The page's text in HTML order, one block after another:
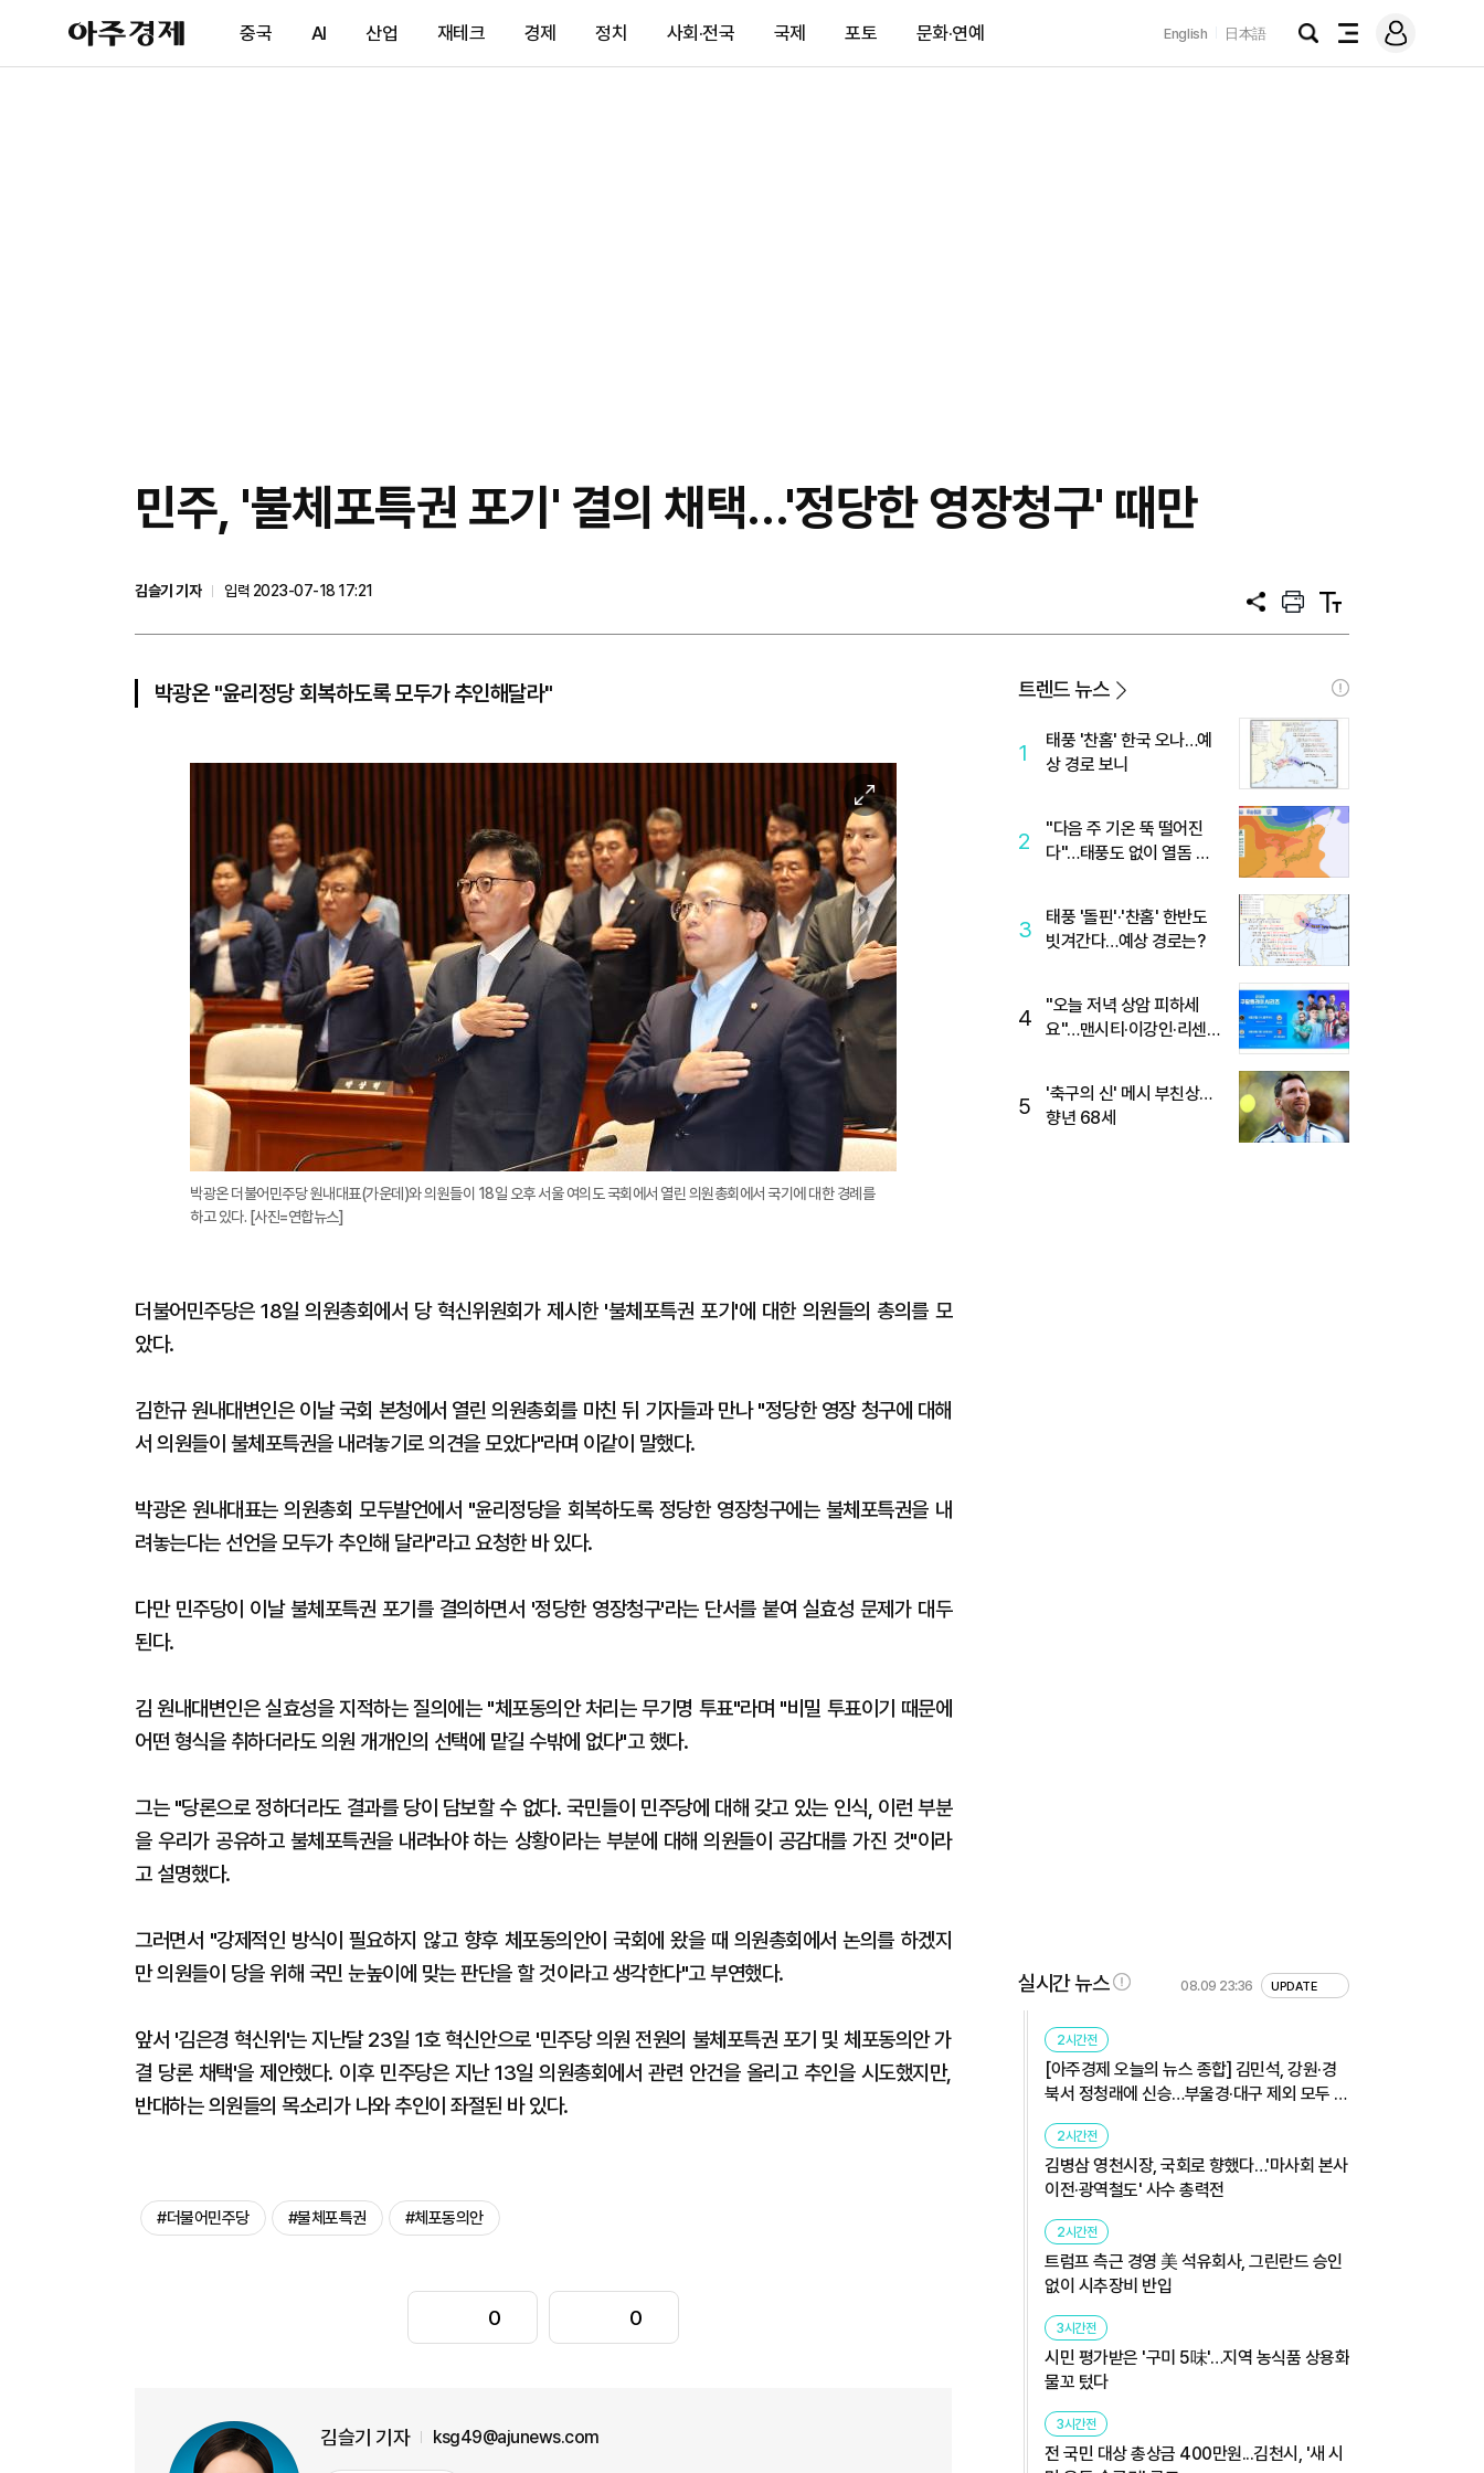
아
주
제
중국 AI 산업 재테크 경제 정치 사회·전국 국제 포토 문화·연예 English 日本語
검
전
메
그
민주, '불체포특권 포기' 결의 채택…'정당한 영장청구' 때만
김슬기 기자
입력 2023-07-18 17:21
공
프
트
텍
트
박광온 "윤리정당 회복하도록 모두가 추인해달라"
이
미
지
확
대
박광온 더불어민주당 원내대표(가운데)와 의원들이 18일 오후 서울 여의도 국회에서 열린 의원총회에서 국기에 대한 경례를
하고 있다. [사진=연합뉴스]
더불어민주당은 18일 의원총회에서 당 혁신위원회가 제시한 '불체포특권 포기'에 대한 의원들의 총의를 모
았다.
김한규 원내대변인은 이날 국회 본청에서 열린 의원총회를 마친 뒤 기자들과 만나 "정당한 영장 청구에 대해
서 의원들이 불체포특권을 내려놓기로 의견을 모았다"라며 이같이 말했다.
박광온 원내대표는 의원총회 모두발언에서 "윤리정당을 회복하도록 정당한 영장청구에는 불체포특권을 내
려놓는다는 선언을 모두가 추인해 달라"라고 요청한 바 있다.
다만 민주당이 이날 불체포특권 포기를 결의하면서 '정당한 영장청구'라는 단서를 붙여 실효성 문제가 대두
된다.
김 원내대변인은 실효성을 지적하는 질의에는 "체포동의안 처리는 무기명 투표"라며 "비밀 투표이기 때문에
어떤 형식을 취하더라도 의원 개개인의 선택에 맡길 수밖에 없다"고 했다.
그는 "당론으로 정하더라도 결과를 당이 담보할 수 없다. 국민들이 민주당에 대해 갖고 있는 인식, 이런 부분
을 우리가 공유하고 불체포특권을 내려놔야 하는 상황이라는 부분에 대해 의원들이 공감대를 가진 것"이라
고 설명했다.
그러면서 "강제적인 방식이 필요하지 않고 향후 체포동의안이 국회에 왔을 때 의원총회에서 논의를 하겠지
만 의원들이 당을 위해 국민 눈높이에 맞는 판단을 할 것이라고 생각한다"고 부연했다.
앞서 '김은경 혁신위'는 지난달 23일 1호 혁신안으로 '민주당 의원 전원의 불체포특권 포기 및 체포동의안 가
결 당론 채택'을 제안했다. 이후 민주당은 지난 13일 의원총회에서 관련 안건을 올리고 추인을 시도했지만,
반대하는 의원들의 목소리가 나와 추인이 좌절된 바 있다.
#더불어민주당 #불체포특권 #체포동의안
0 0
김슬기 기자 ksg49@ajunews.com
트렌드 뉴스
1
태풍 '찬홈' 한국 오나…예
상 경로 보니
2
"다음 주 기온 뚝 떨어진
다"…태풍도 없이 열돔 박
3
태풍 '돌핀'·'찬홈' 한반도
빗겨간다…예상 경로는?
4
"오늘 저녁 상암 피하세
요"…맨시티·이강인·리센느
5
'축구의 신' 메시 부친상…
향년 68세
실시간 뉴스 08.09 23:36 UPDATE
2시간전
[아주경제 오늘의 뉴스 종합] 김민석, 강원·경
북서 정청래에 신승…부울경·대구 제외 모두 웃
었다 外
2시간전
김병삼 영천시장, 국회로 향했다…'마사회 본사
이전·광역철도' 사수 총력전
2시간전
트럼프 측근 경영 美 석유회사, 그린란드 승인
없이 시추장비 반입
3시간전
시민 평가받은 '구미 5味'…지역 농식품 상용화
물꼬 텄다
3시간전
전 국민 대상 총상금 400만원...김천시, '새 시